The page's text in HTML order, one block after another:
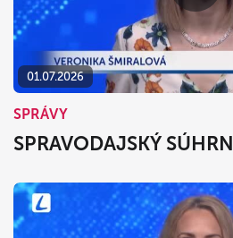
01.07.2026
SPRÁVY
SPRAVODAJSKÝ SÚHRN